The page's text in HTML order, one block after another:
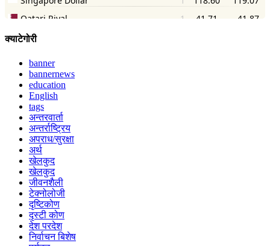
क्याटेगोरी
banner
bannernews
education
English
tags
अन्तरवार्ता
अन्तर्राष्ट्रिय
अपराध/सुरक्षा
अर्थ
खेलकुद
खेलकुद
जीवनशैली
टेक्नोलोजी
दृष्टिकोण
दृस्टी कोण
देश परदेश
निर्वाचन बिशेष